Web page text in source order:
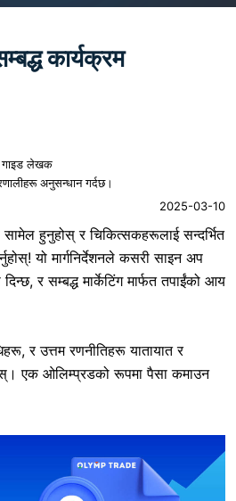
कार्यक्रम
गाइड लेखक
अनुसन्धान गर्दछ।
2025-03-10
सामेल हुनुहोस् र चिकित्सकहरूलाई सन्दर्भित
यो मार्गनिर्देशनले कसरी साइन अप
र सम्बद्ध मार्केटिंग मार्फत तपाईंको आय
र उत्तम रणनीतिहरू यातायात र
एक ओलिम्प्रडको रूपमा पैसा कमाउन